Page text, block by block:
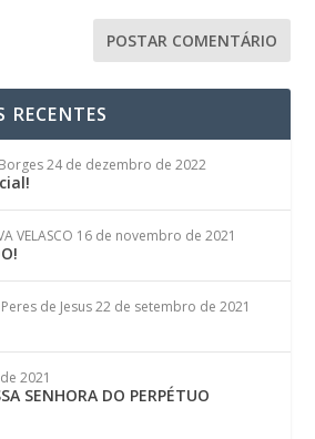
RECENTES
24 de dezembro de 2022
VELASCO 16 de novembro de 2021
de Jesus 22 de setembro de 2021
2021
SENHORA DO PERPÉTUO